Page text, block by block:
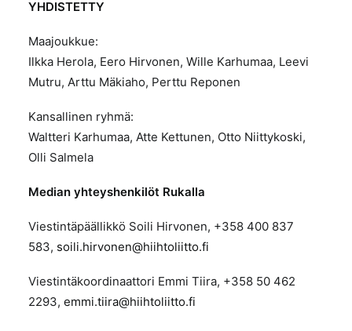
YHDISTETTY
Maajoukkue:
Ilkka Herola, Eero Hirvonen, Wille Karhumaa, Leevi
Mutru, Arttu Mäkiaho, Perttu Reponen
Kansallinen ryhmä:
Waltteri Karhumaa, Atte Kettunen, Otto Niittykoski,
Olli Salmela
Median yhteyshenkilöt Rukalla
Viestintäpäällikkö Soili Hirvonen, +358 400 837
583, soili.hirvonen@hiihtoliitto.fi
Viestintäkoordinaattori Emmi Tiira, +358 50 462
2293, emmi.tiira@hiihtoliitto.fi